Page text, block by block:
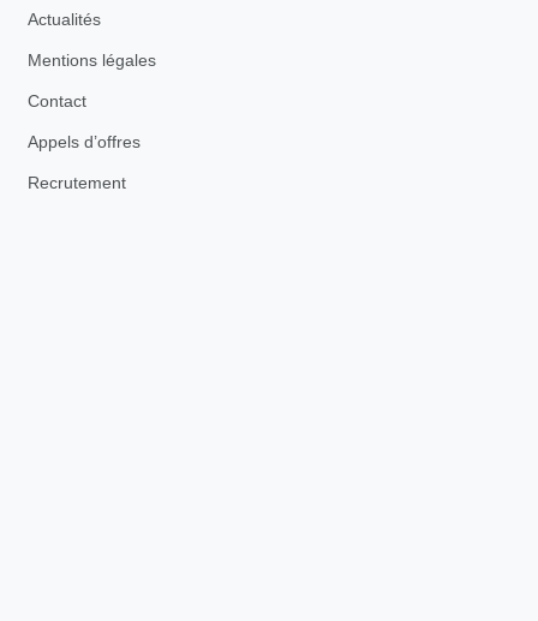
Actualités
Mentions légales
Contact
Appels d’offres
Recrutement